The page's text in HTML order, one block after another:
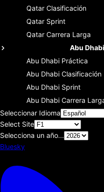
Qatar Clasificación
Qatar Sprint
Qatar Carrera Larga
Abu Dhabi
Abu Dhabi Práctica
Abu Dhabi Clasificación
Abu Dhabi Sprint
Abu Dhabi Carrera
Seleccionar Idioma
Select Site
Selecciona un año...
Bluesky